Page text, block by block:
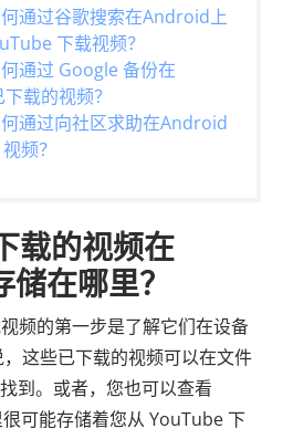
通过谷歌搜索在Android上
下载视频？
通过 Google 备份在
载的视频？
通过向社区求助在Android
频？
载的视频在
在哪里？
频的第一步是了解它们在设备
这些已下载的视频可以在文件
到。或者，您也可以查看
可能存储着您从 YouTube 下